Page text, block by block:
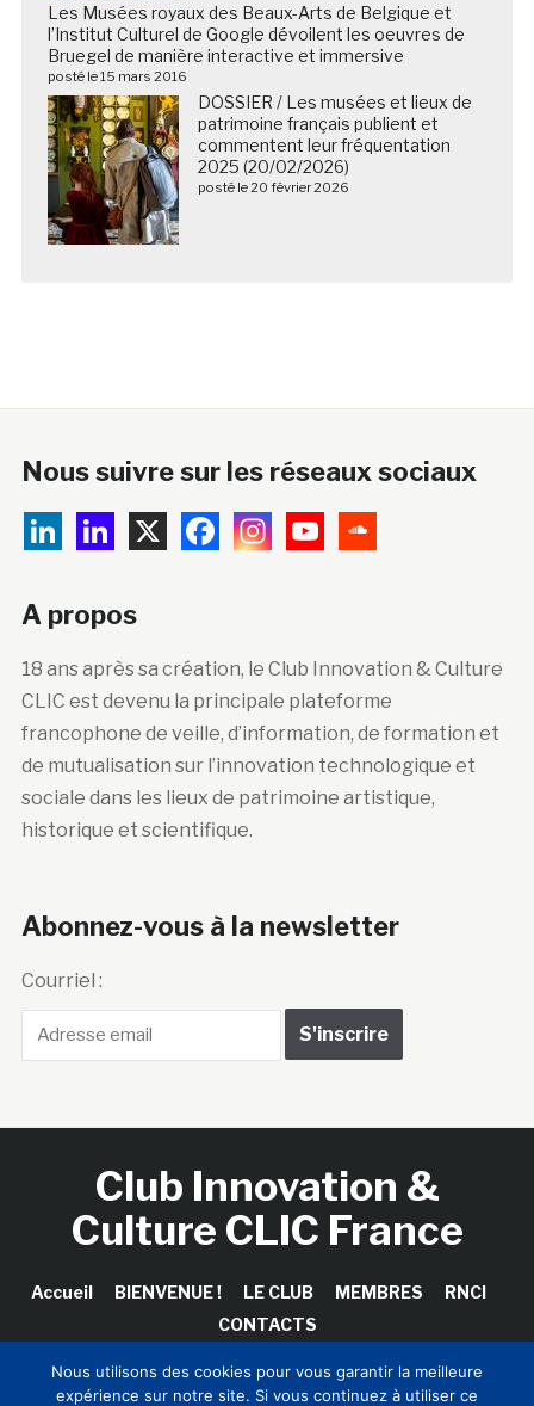
Les Musées royaux des Beaux-Arts de Belgique et
l’Institut Culturel de Google dévoilent les oeuvres de
Bruegel de manière interactive et immersive
posté le 15 mars 2016
DOSSIER / Les musées et lieux de
patrimoine français publient et
commentent leur fréquentation
2025 (20/02/2026)
posté le 20 février 2026
Nous suivre sur les réseaux sociaux
A propos
18 ans après sa création, le Club Innovation & Culture
CLIC est devenu la principale plateforme
francophone de veille, d’information, de formation et
de mutualisation sur l’innovation technologique et
sociale dans les lieux de patrimoine artistique,
historique et scientifique.
Abonnez-vous à la newsletter
Courriel :
Club Innovation &
Culture CLIC France
Accueil BIENVENUE ! LE CLUB MEMBRES
RNCI
CONTACTS
Nous utilisons des cookies pour vous garantir la meilleure
expérience sur notre site. Si vous continuez à utiliser ce